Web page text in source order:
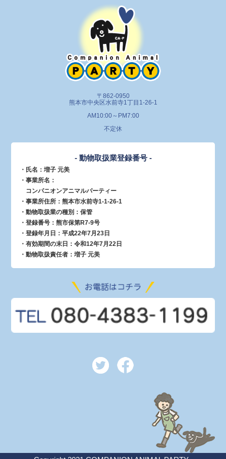
〒862-0950
熊本市中央区水前寺1丁目1-26-1
AM10:00～PM7:00
不定休
- 動物取扱業登録番号 -
・氏名：増子 元美
・事業所名：
コンパニオンアニマルパーティー
・事業所住所：熊本市水前寺1-1-26-1
・動物取扱業の種別：保管
・登録番号：熊市保第R7-9号
・登録年月日：平成22年7月23日
・有効期間の末日：令和12年7月22日
・動物取扱責任者：増子 元美